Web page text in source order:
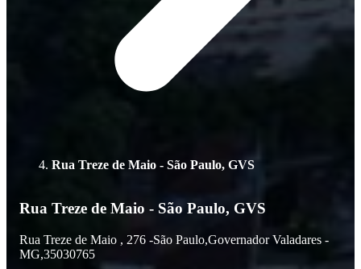
Rua Treze de Maio - São Paulo, GVS
Rua Treze de Maio - São Paulo, GVS
Rua Treze de Maio , 276 -São Paulo,Governador Valadares -
MG,35030765